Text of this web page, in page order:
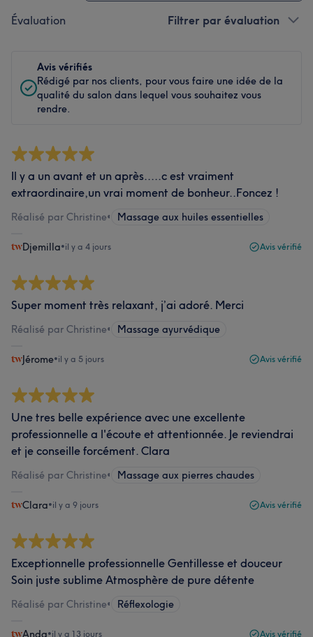
Évaluation Filtrer par évaluation
Avis vérifiés
Rédigé par nos clients, pour vous faire une idée de la
qualité du salon dans lequel vous souhaitez vous
rendre.
Il y a un avant et un après.....c est vraiment
extraordinaire,un vrai moment de bonheur..Foncez !
Réalisé par Christine• Massage aux huiles essentielles
Djemilla•il y a 4 jours Avis vérifié
Super moment très relaxant, j’ai adoré. Merci
Réalisé par Christine• Massage ayurvédique
Jérome•il y a 5 jours Avis vérifié
Une tres belle expérience avec une excellente
professionnelle a l'écoute et attentionnée. Je reviendrai
et je conseille forcément. Clara
Réalisé par Christine• Massage aux pierres chaudes
Clara•il y a 9 jours Avis vérifié
Exceptionnelle professionnelle Gentillesse et douceur
Soin juste sublime Atmosphère de pure détente
Réalisé par Christine• Réflexologie
Anda•il y a 13 jours Avis vérifié